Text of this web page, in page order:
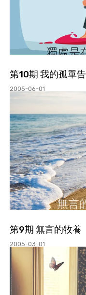
第10期 我的孤單
2005-06-01
第9期 無言的牧養
2005-03-01